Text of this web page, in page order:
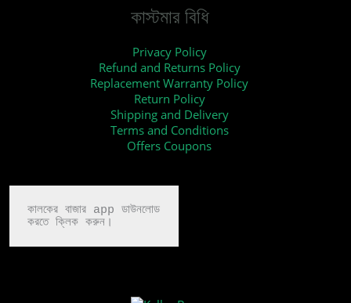
কাস্টমার বিধি
Privacy Policy
Refund and Returns Policy
Replacement Warranty Policy
Return Policy
Shipping and Delivery
Terms and Conditions
Offers Coupons
কালকের বাজার app ডাউনলোড
করতে ক্লিক করুন।